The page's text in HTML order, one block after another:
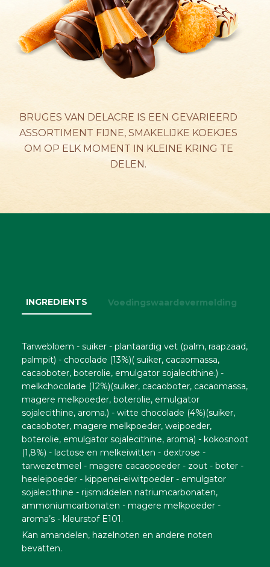
ACTUALITEIT
BRUGES VAN DELACRE IS EEN GEVARIEERD
ASSORTIMENT FIJNE, SMAKELIJKE KOEKJES
OM OP ELK MOMENT IN KLEINE KRING TE
DELEN.
INGREDIENTS Voedingswaardevermelding
Tarwebloem - suiker - plantaardig vet (palm, raapzaad,
palmpit) - chocolade (13%)( suiker, cacaomassa,
cacaoboter, boterolie, emulgator sojalecithine.) -
melkchocolade (12%)(suiker, cacaoboter, cacaomassa,
magere melkpoeder, boterolie, emulgator
sojalecithine, aroma.) - witte chocolade (4%)(suiker,
cacaoboter, magere melkpoeder, weipoeder,
boterolie, emulgator sojalecithine, aroma) - kokosnoot
(1,8%) - lactose en melkeiwitten - dextrose -
tarwezetmeel - magere cacaopoeder - zout - boter -
heeleipoeder - kippenei-eiwitpoeder - emulgator
sojalecithine - rijsmiddelen natriumcarbonaten,
ammoniumcarbonaten - magere melkpoeder -
aroma’s - kleurstof E101.
Kan amandelen, hazelnoten en andere noten
bevatten.